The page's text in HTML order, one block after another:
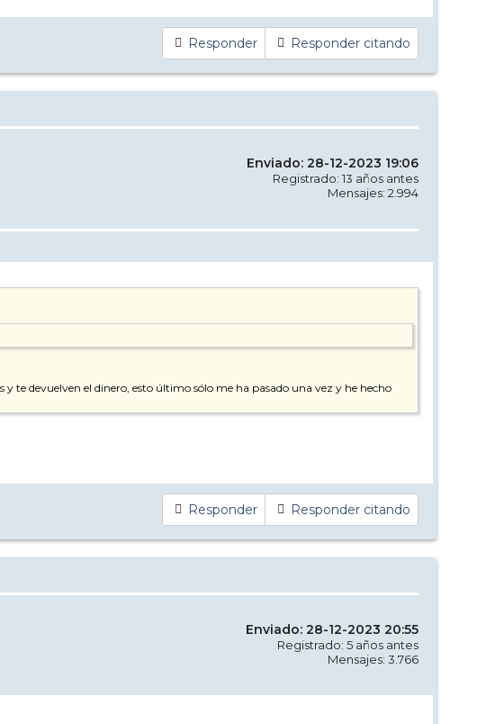
Responder Responder citando
Enviado: 28-12-2023 19:06
Registrado: 13 años antes
Mensajes: 2.994
y te devuelven el dinero, esto último sólo me ha pasado una vez y he hecho
Responder Responder citando
Enviado: 28-12-2023 20:55
Registrado: 5 años antes
Mensajes: 3.766